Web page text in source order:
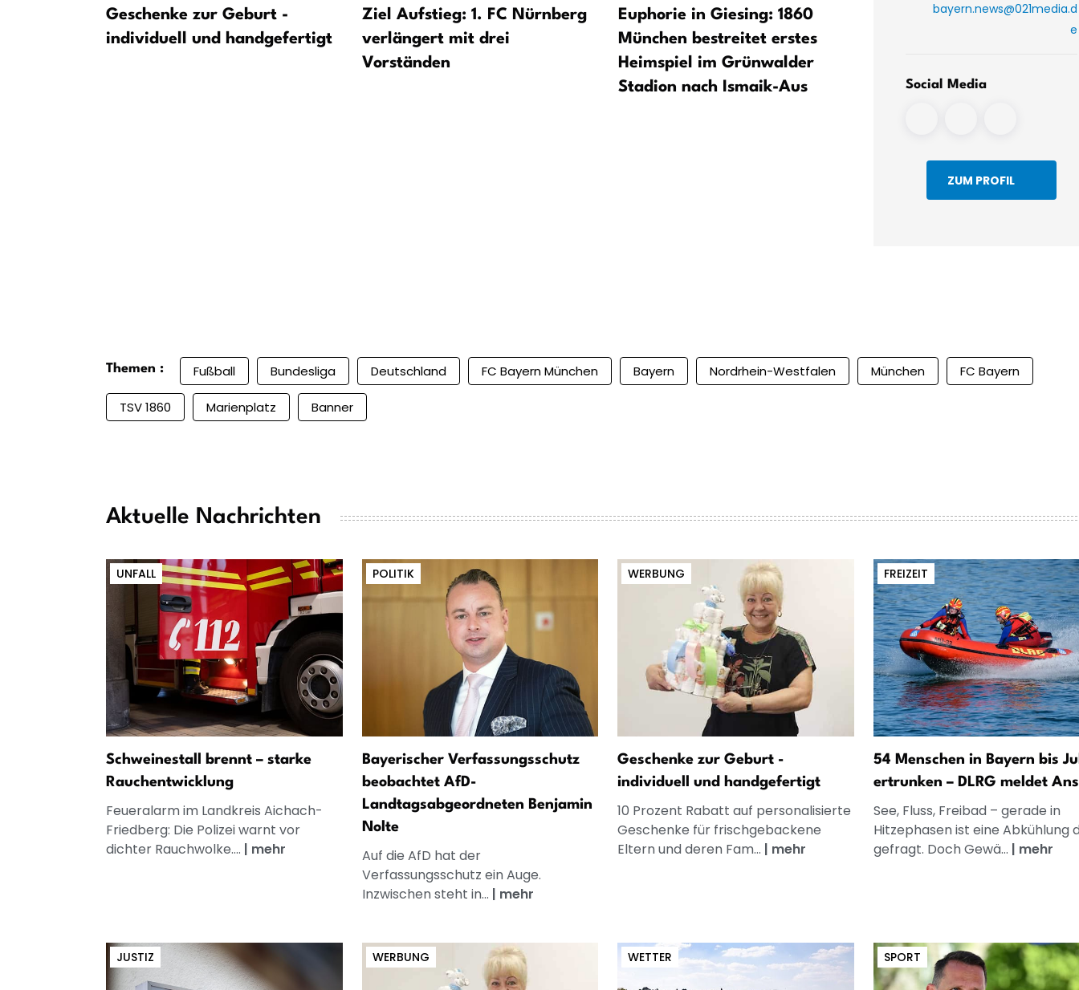
Geschenke zur Geburt -
individuell und handgefertigt
Ziel Aufstieg: 1. FC Nürnberg
verlängert mit drei
Vorständen
Euphorie in Giesing: 1860
München bestreitet erstes
Heimspiel im Grünwalder
Stadion nach Ismaik-Aus
Kompany weckt
bayern.news@021media.d
e
Social Media
ZUM PROFIL
Themen : Fußball Bundesliga Deutschland FC Bayern München Bayern Nordrhein-Westfalen München FC Bayern
TSV 1860 Marienplatz Banner
Aktuelle Nachrichten
UNFALL
Schweinestall brennt – starke
Rauchentwicklung
Feueralarm im Landkreis Aichach-
Friedberg: Die Polizei warnt vor
dichter Rauchwolke.... | mehr
POLITIK
Bayerischer Verfassungsschutz
beobachtet AfD-
Landtagsabgeordneten Benjamin
Nolte
Auf die AfD hat der
Verfassungsschutz ein Auge.
Inzwischen steht in... | mehr
WERBUNG
Geschenke zur Geburt -
individuell und handgefertigt
10 Prozent Rabatt auf personalisierte
Geschenke für frischgebackene
Eltern und deren Fam... | mehr
FREIZEIT
54 Menschen in Bayern bis
ertrunken – DLRG meldet
See, Fluss, Freibad – gerade in
Hitzephasen ist eine Abkühlung
gefragt. Doch Gewä... | mehr
JUSTIZ WERBUNG WETTER SPORT